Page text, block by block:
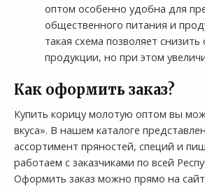
оптом особенно удобна для
общественного питания и
такая схема позволяет снизить
продукции, но при этом
Как оформить заказ?
Купить корицу молотую оптом вы
вкуса». В нашем каталоге
ассортимент пряностей, специй и
работаем с заказчиками по всей
Оформить заказ можно прямо на